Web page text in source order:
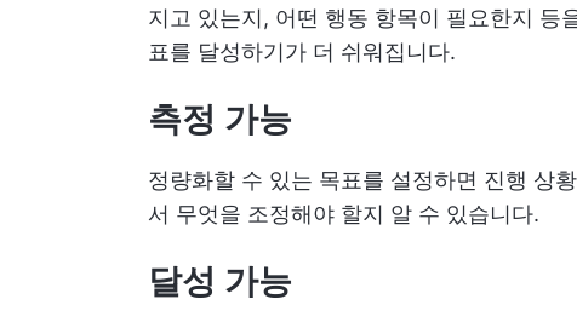
지고 있는지, 어떤 행동 항목이 필요한지 등
표를 달성하기가 더 쉬워집니다.
측정 가능
정량화할 수 있는 목표를 설정하면 진행 상
서 무엇을 조정해야 할지 알 수 있습니다.
달성 가능